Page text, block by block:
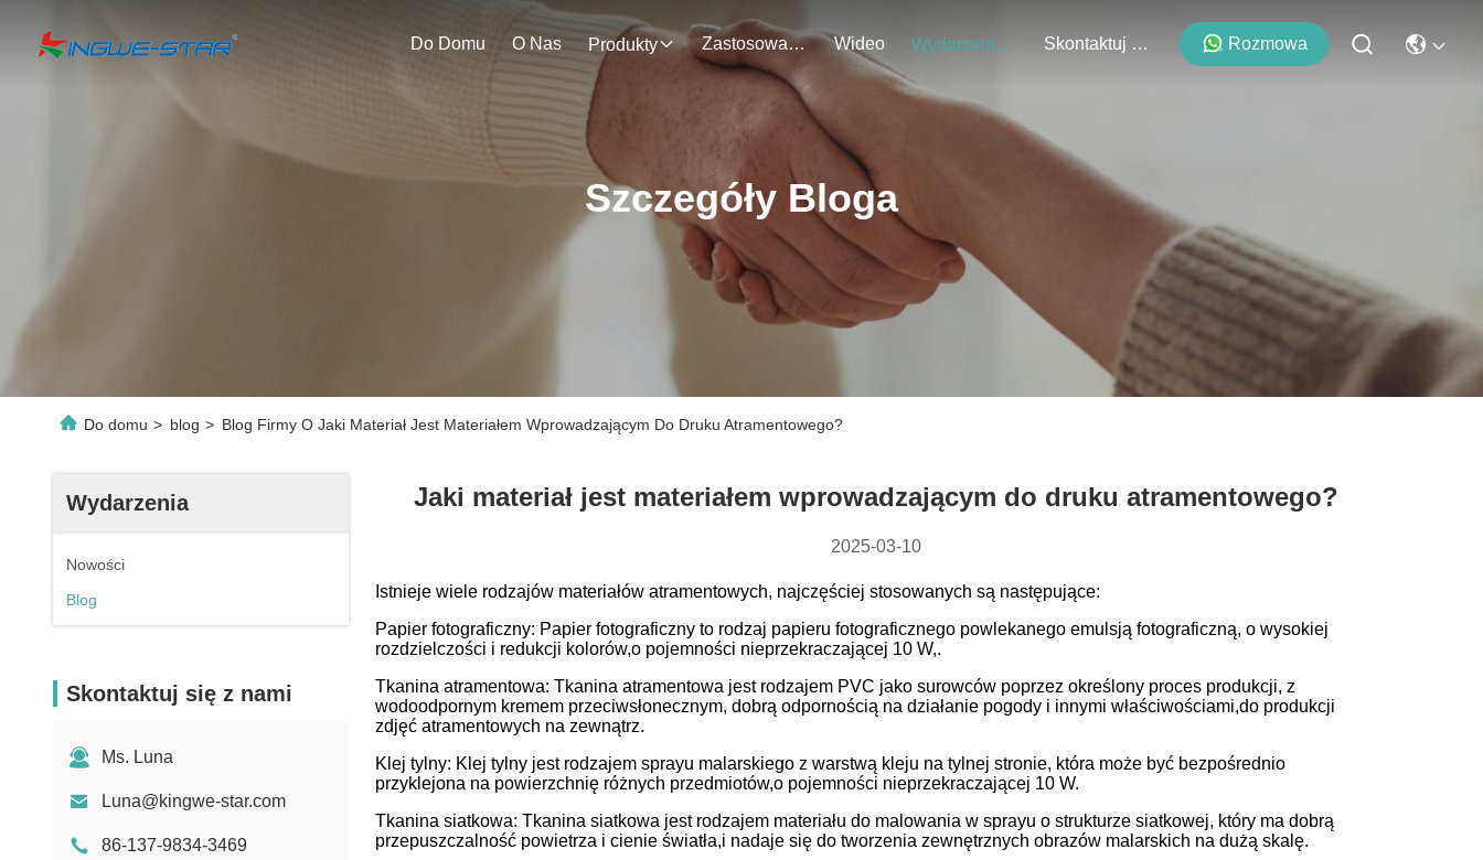
Do Domu O Nas Produkty Zastosowanie Wideo Wydarzenia Skontaktuj Się Z Nami Rozmowa
Szczegóły Bloga
Do domu > blog > Blog Firmy O Jaki Materiał Jest Materiałem Wprowadzającym Do Druku Atramentowego?
Wydarzenia
Nowości
Blog
Skontaktuj się z nami
Ms. Luna
Luna@kingwe-star.com
86-137-9834-3469
Jaki materiał jest materiałem wprowadzającym do druku atramentowego?
2025-03-10
Istnieje wiele rodzajów materiałów atramentowych, najczęściej stosowanych są następujące:
Papier fotograficzny: Papier fotograficzny to rodzaj papieru fotograficznego powlekanego emulsją fotograficzną, o wysokiej
rozdzielczości i redukcji kolorów,o pojemności nieprzekraczającej 10 W,.
Tkanina atramentowa: Tkanina atramentowa jest rodzajem PVC jako surowców poprzez określony proces produkcji, z
wodoodpornym kremem przeciwsłonecznym, dobrą odpornością na działanie pogody i innymi właściwościami,do produkcji
zdjęć atramentowych na zewnątrz.
Klej tylny: Klej tylny jest rodzajem sprayu malarskiego z warstwą kleju na tylnej stronie, która może być bezpośrednio
przyklejona na powierzchnię różnych przedmiotów,o pojemności nieprzekraczającej 10 W.
Tkanina siatkowa: Tkanina siatkowa jest rodzajem materiału do malowania w sprayu o strukturze siatkowej, który ma dobrą
przepuszczalność powietrza i cienie światła,i nadaje się do tworzenia zewnętrznych obrazów malarskich na dużą skalę.